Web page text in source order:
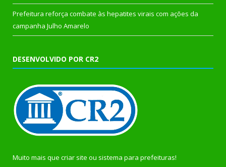
Prefeitura reforça combate às hepatites virais com ações da
campanha Julho Amarelo
DESENVOLVIDO POR CR2
Muito mais que criar site ou sistema para prefeituras!